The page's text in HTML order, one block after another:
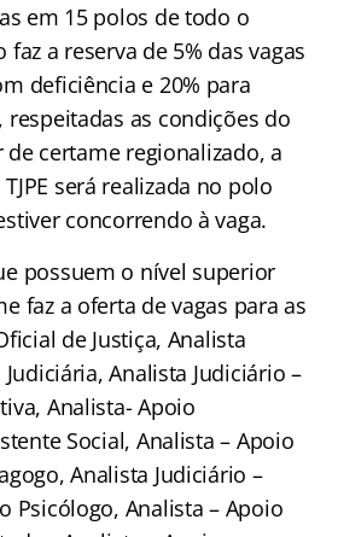
em 15 polos de todo o
faz a reserva de 5% das vagas
deficiência e 20% para
respeitadas as condições do
certame regionalizado, a
será realizada no polo
concorrendo à vaga.
possuem o nível superior
faz a oferta de vagas para as
de Justiça, Analista
Analista Judiciário –
Analista- Apoio
Social, Analista – Apoio
Analista Judiciário –
Psicólogo, Analista – Apoio